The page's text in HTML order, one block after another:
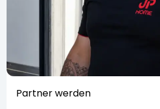
Partner werden